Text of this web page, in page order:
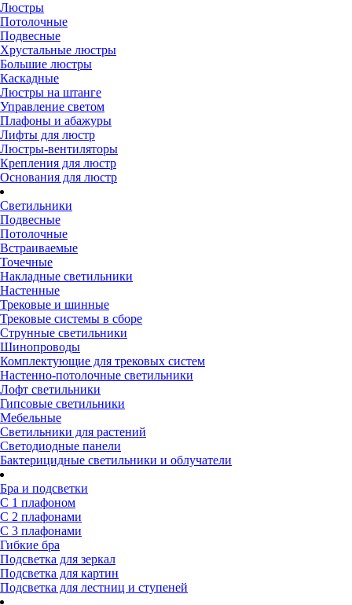
Люстры
Потолочные
Подвесные
Хрустальные люстры
Большие люстры
Каскадные
Люстры на штанге
Управление светом
Плафоны и абажуры
Лифты для люстр
Люстры-вентиляторы
Крепления для люстр
Основания для люстр
Светильники
Подвесные
Потолочные
Встраиваемые
Точечные
Накладные светильники
Настенные
Трековые и шинные
Трековые системы в сборе
Струнные светильники
Шинопроводы
Комплектующие для трековых систем
Настенно-потолочные светильники
Лофт светильники
Гипсовые светильники
Мебельные
Светильники для растений
Светодиодные панели
Бактерицидные светильники и облучатели
Бра и подсветки
С 1 плафоном
С 2 плафонами
С 3 плафонами
Гибкие бра
Подсветка для зеркал
Подсветка для картин
Подсветка для лестниц и ступеней